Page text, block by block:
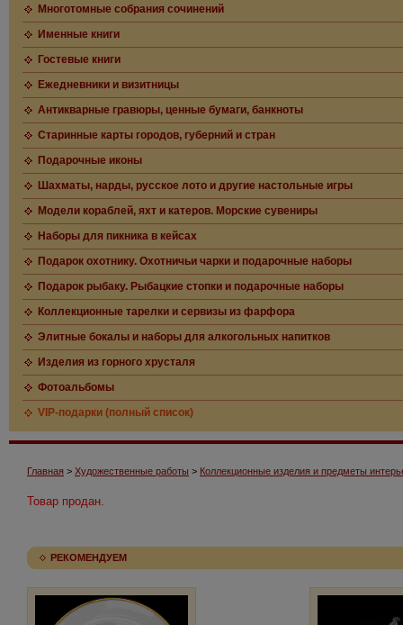
Многотомные собрания сочинений
Именные книги
Гостевые книги
Ежедневники и визитницы
Антикварные гравюры, ценные бумаги, банкноты
Старинные карты городов, губерний и стран
Подарочные иконы
Шахматы, нарды, русское лото и другие настольные игры
Модели кораблей, яхт и катеров. Морские сувениры
Наборы для пикника в кейсах
Подарок охотнику. Охотничьи чарки и подарочные наборы
Подарок рыбаку. Рыбацкие стопки и подарочные наборы
Коллекционные тарелки и сервизы из фарфора
Элитные бокалы и наборы для алкогольных напитков
Изделия из горного хрусталя
Фотоальбомы
VIP-подарки (полный список)
Главная > Художественные работы > Коллекционные изделия и предметы
Товар продан.
РЕКОМЕНДУЕМ